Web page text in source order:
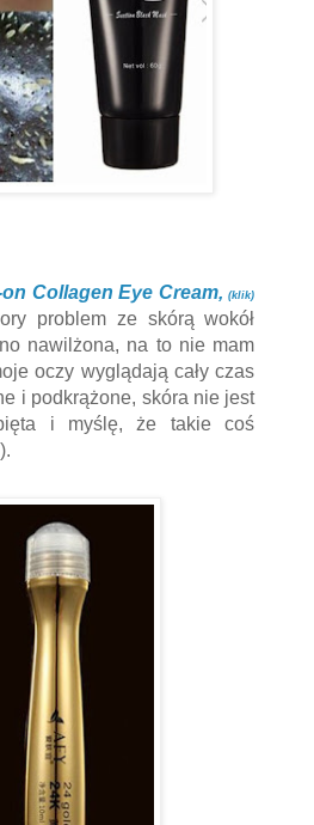
Collagen Eye Cream,(klik)
problem ze skórą wokół
nawilżona, na to nie mam
oczy wyglądają cały czas
i podkrążone, skóra nie jest
i myślę, że takie coś